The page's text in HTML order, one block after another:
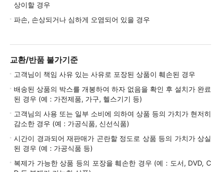
상이할 경우
파손, 손상되거나 심하게 오염되어 있을 경우
교환/반품 불가기준
고객님이 책임 사유 있는 사유로 포장된 상품이 훼손된 경우
배송된 상품의 박스를 개봉하여 하자 없음을 확인 후 설치가 완료
된 경우 (예 : 가전제품, 가구, 헬스기기 등)
고객님의 사용 또는 일부 소비에 의하여 상품 등의 가치가 현저히
감소한 경우 (예 : 가공식품, 신선식품)
시간이 경과되어 재판매가 곤란할 정도로 상품 등의 가치가 상실
된 경우 (예 : 가공식품 등)
복제가 가능한 상품 등의 포장을 훼손한 경우 (예 : 도서, DVD, C